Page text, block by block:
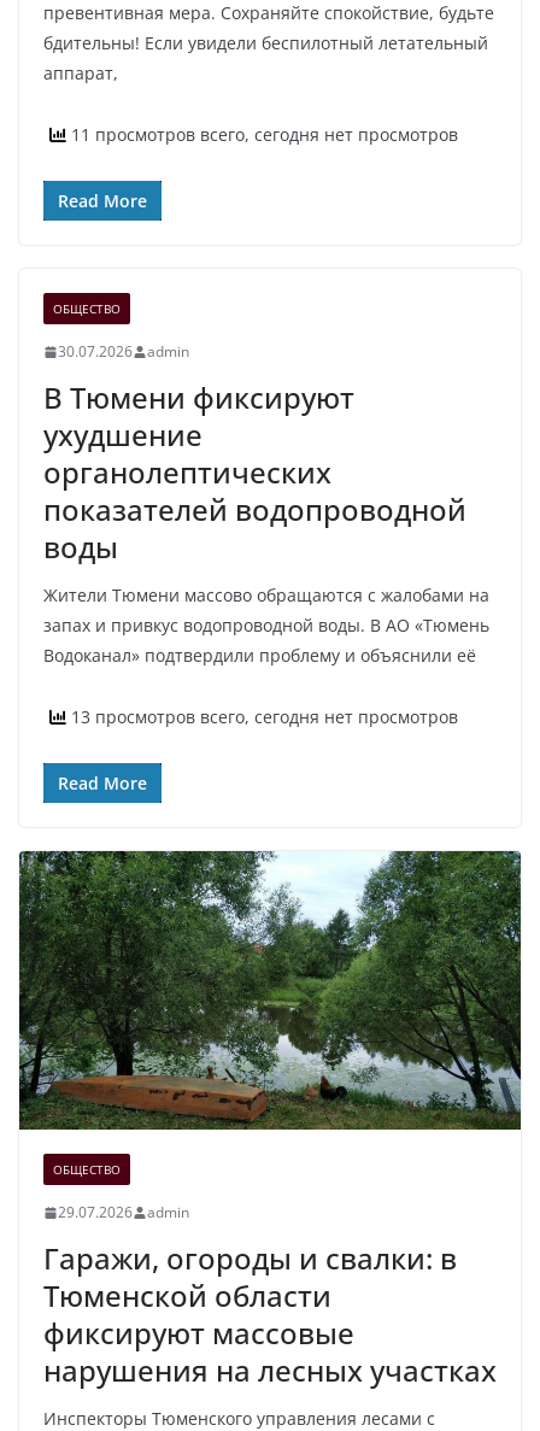
превентивная мера. Сохраняйте спокойствие, будьте
бдительны! Если увидели беспилотный летательный
аппарат,
11 просмотров всего, сегодня нет просмотров
Read More
ОБЩЕСТВО
30.07.2026 admin
В Тюмени фиксируют
ухудшение
органолептических
показателей водопроводной
воды
Жители Тюмени массово обращаются с жалобами на
запах и привкус водопроводной воды. В АО «Тюмень
Водоканал» подтвердили проблему и объяснили её
13 просмотров всего, сегодня нет просмотров
Read More
ОБЩЕСТВО
29.07.2026 admin
Гаражи, огороды и свалки: в
Тюменской области
фиксируют массовые
нарушения на лесных участках
Инспекторы Тюменского управления лесами с